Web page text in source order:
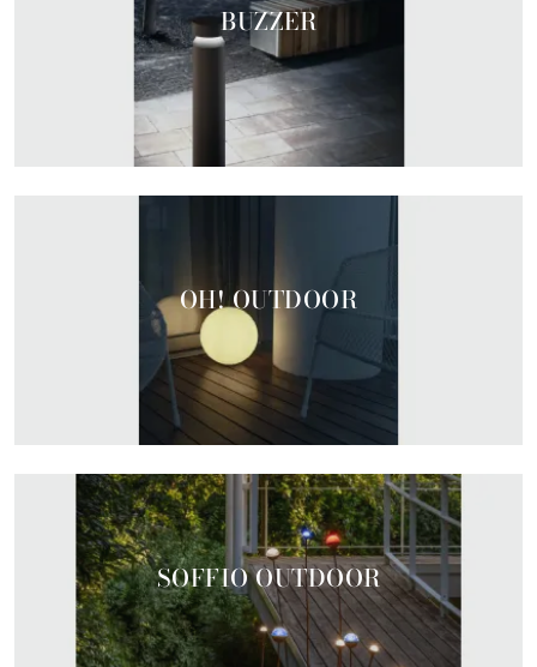
BUZZER
OH! OUTDOOR
SOFFIO OUTDOOR